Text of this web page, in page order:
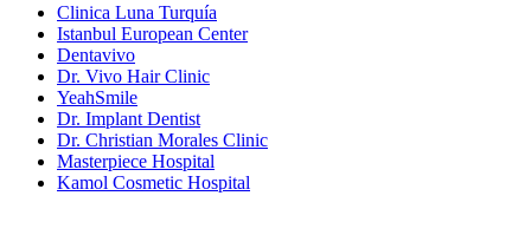
Clinica Luna Turquía
Istanbul European Center
Dentavivo
Dr. Vivo Hair Clinic
YeahSmile
Dr. Implant Dentist
Dr. Christian Morales Clinic
Masterpiece Hospital
Kamol Cosmetic Hospital